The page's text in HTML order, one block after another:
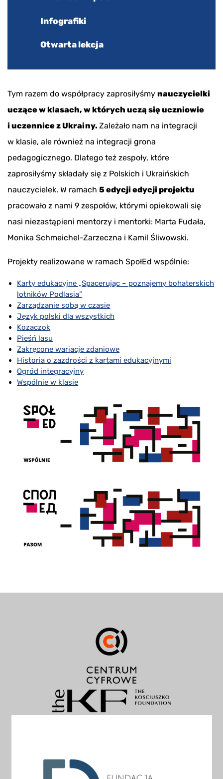
Infografiki
Otwarta lekcja
Tym razem do współpracy zaprosiłyśmy nauczycielki
uczące w klasach, w których uczą się uczniowie
i uczennice z Ukrainy. Zależało nam na integracji
w klasie, ale również na integracji grona
pedagogicznego. Dlatego też zespoły, które
zaprosiłyśmy składały się z Polskich i Ukraińskich
nauczycielek. W ramach 5 edycji edycji projektu
pracowało z nami 9 zespołów, którymi opiekowali się
nasi niezastąpieni mentorzy i mentorki: Marta Fudała,
Monika Schmeichel-Zarzeczna i Kamil Śliwowski.
Projekty realizowane w ramach SpołEd wspólnie:
Karty edukacyjne „Spacerując – poznajemy bohaterskich
lotników Podlasia”
Zarządzanie sobą w czasie
Język polski dla wszystkich
Kozaczok
Pieśń lasu
Zakręcone wariacje zdaniowe
Historia o zazdrości z kartami edukacyjnymi
Ogród integracyjny
Wspólnie w klasie